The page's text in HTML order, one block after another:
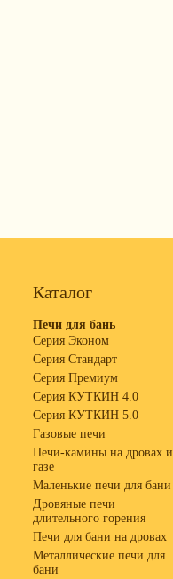
Каталог
Печи для бань
Серия Эконом
Серия Стандарт
Серия Премиум
Серия КУТКИН 4.0
Серия КУТКИН 5.0
Газовые печи
Печи-камины на дровах и
газе
Маленькие печи для бани
Дровяные печи
длительного горения
Печи для бани на дровах
Металлические печи для
бани